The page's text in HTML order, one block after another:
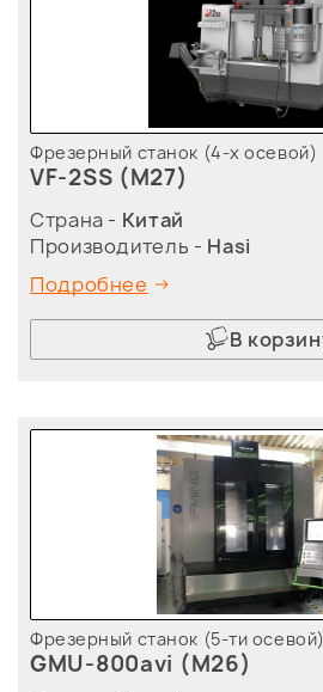
Фрезерный станок (4-х осевой)
VF-2SS (M27)
Страна - Китай
Производитель - Hasi
Подробнее
В
Фрезерный станок (5-ти осевой)
GMU-800avi (M26)